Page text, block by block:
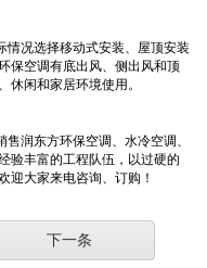
况选择移动式安装、屋顶安装
保空调有底出风、侧出风和顶
休闲和家居环境使用。
润东方环保空调、水冷空调、
验丰富的工程队伍，以过硬的
迎大家来电咨询、订购！
下一条